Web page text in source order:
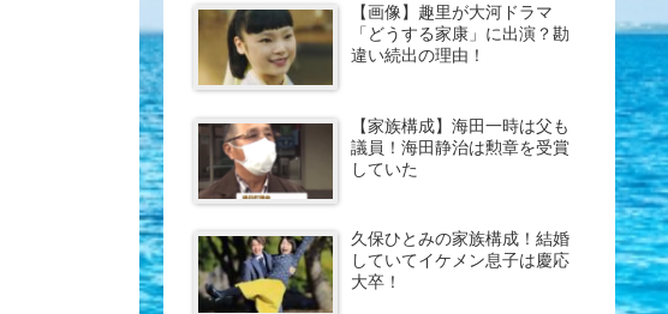
【画像】趣里が大河ドラマ
「どうする家康」に出演？勘
違い続出の理由！
【家族構成】海田一時は父も
議員！海田静治は勲章を受賞
していた
久保ひとみの家族構成！結婚
していてイケメン息子は慶応
大卒！